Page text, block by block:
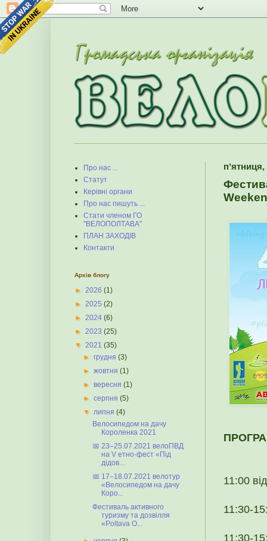
11:00
11:30-
11:30-
Про нас ...
Статут
Керівні органи
Про нас пишуть ...
Стати членом ГО
"ВЕЛОПОЛТАВА"
ПЛАН ЗАХОДІВ
Контакти
Архів блогу
► 2026 (1)
► 2025 (2)
► 2024 (6)
► 2023 (25)
▼ 2021 (35)
►грудня(3)
►жовтня(1)
►вересня(1)
►серпня(5)
▼липня(4)
Велосипедом на дачу
Короленка 2021
📅 23–25.07.2021 велоПВД
на V етно-фест «Під
дідов...
📅 17–18.07.2021 велотур
«Велосипедом на дачу
Коро...
Фестиваль активного
туризму та дозвілля
«Poltava O...